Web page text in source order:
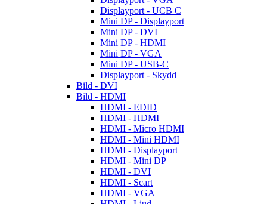
Displayport - UCB C
Mini DP - Displayport
Mini DP - DVI
Mini DP - HDMI
Mini DP - VGA
Mini DP - USB-C
Displayport - Skydd
Bild - DVI
Bild - HDMI
HDMI - EDID
HDMI - HDMI
HDMI - Micro HDMI
HDMI - Mini HDMI
HDMI - Displayport
HDMI - Mini DP
HDMI - DVI
HDMI - Scart
HDMI - VGA